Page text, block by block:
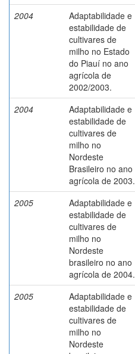
2004
Adaptabilidade e
estabilidade de
cultivares de
milho no Estado
do Piauí no ano
agrícola de
2002/2003.
2004
Adaptabilidade e
estabilidade de
cultivares de
milho no
Nordeste
Brasileiro no ano
agrícola de 2003.
2005
Adaptabilidade e
estabilidade de
cultivares de
milho no
Nordeste
brasileiro no ano
agrícola de 2004.
2005
Adaptabilidade e
estabilidade de
cultivares de
milho no
Nordeste